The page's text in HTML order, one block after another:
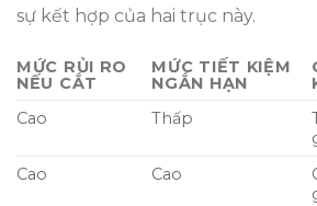
sự kết hợp của hai trục này.
MỨC RỦI RO
NẾU CẮT
MỨC TIẾT KIỆM
NGẮN HẠN
Cao
Thấp
Cao
Cao